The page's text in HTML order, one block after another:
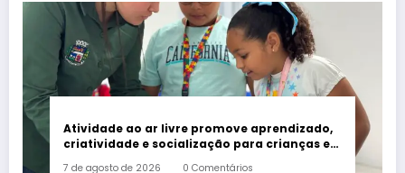
Atividade ao ar livre promove aprendizado,
criatividade e socialização para crianças e
7 de agosto de 2026 0 Comentários